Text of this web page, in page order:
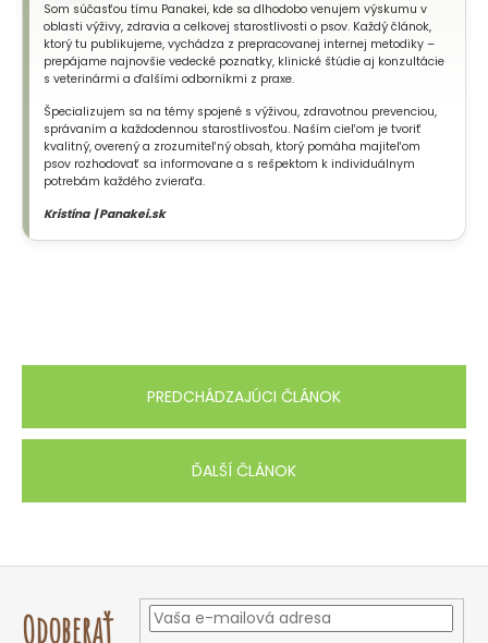
Som súčasťou tímu Panakei, kde sa dlhodobo venujem výskumu v
oblasti výživy, zdravia a celkovej starostlivosti o psov. Každý článok,
ktorý tu publikujeme, vychádza z prepracovanej internej metodiky –
prepájame najnovšie vedecké poznatky, klinické štúdie aj konzultácie
s veterinármi a ďalšími odborníkmi z praxe.
Špecializujem sa na témy spojené s výživou, zdravotnou prevenciou,
správaním a každodennou starostlivosťou. Naším cieľom je tvoriť
kvalitný, overený a zrozumiteľný obsah, ktorý pomáha majiteľom
psov rozhodovať sa informovane a s rešpektom k individuálnym
potrebám každého zvieraťa.
Kristína | Panakei.sk
PREDCHÁDZAJÚCI ČLÁNOK
ĎALŠÍ ČLÁNOK
Odoberať